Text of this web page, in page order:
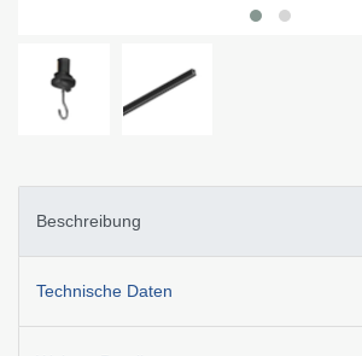
Beschreibung
Technische Daten